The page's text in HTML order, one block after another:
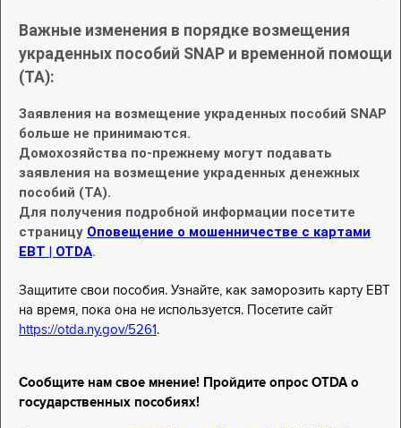
Важные изменения в порядке возмещения
украденных пособий SNAP и временной помощи
(TA):
Заявления на возмещение украденных пособий SNAP
больше не принимаются.
Домохозяйства по-прежнему могут подавать
заявления на возмещение украденных денежных
пособий (TA).
Для получения подробной информации посетите
страницу Оповещение о мошенничестве с картами
EBT | OTDA.
Защитите свои пособия. Узнайте, как заморозить карту EBT
на время, пока она не используется. Посетите сайт
https://otda.ny.gov/5261 .
Сообщите нам свое мнение! Пройдите опрос OTDA о
государственных пособиях!